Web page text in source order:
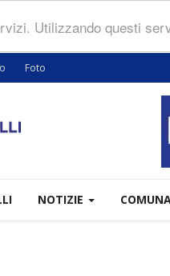
Utilizzando questi
Foto
NOTIZIE